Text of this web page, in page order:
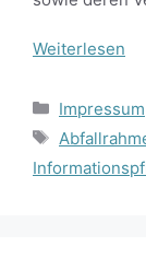
Weiterlesen
Kategorien
Impressum